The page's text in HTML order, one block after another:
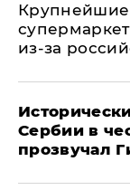
Крупнейшие
из-за
Сербии в
прозвучал